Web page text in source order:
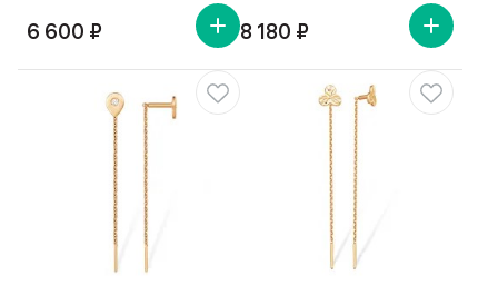
6 600 ₽ 8 180 ₽